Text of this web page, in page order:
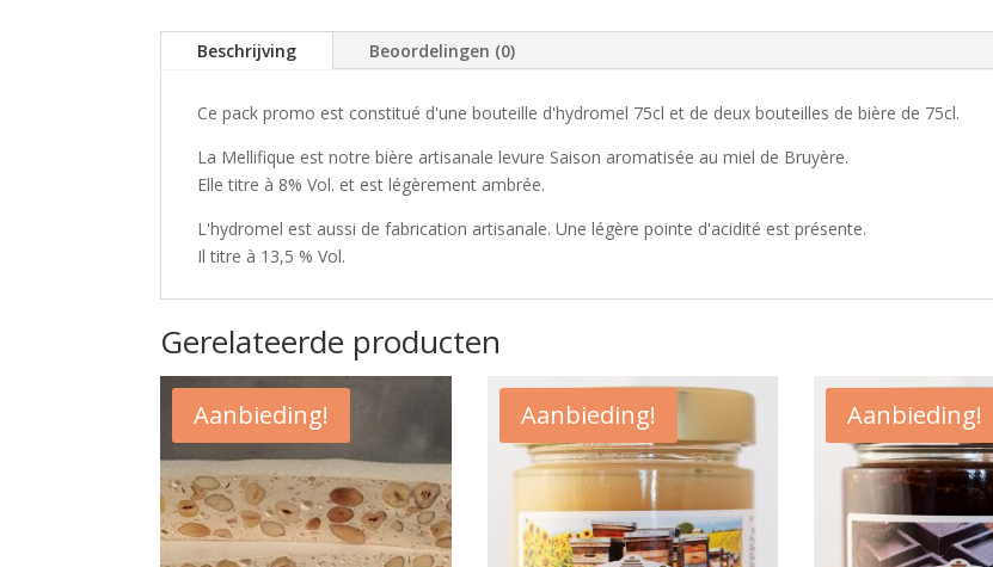
Beschrijving Beoordelingen (0)
Ce pack promo est constitué d'une bouteille d'hydromel 75cl et de deux bouteilles de bière de 75cl.
La Mellifique est notre bière artisanale levure Saison aromatisée au miel de Bruyère.
Elle titre à 8% Vol. et est légèrement ambrée.
L'hydromel est aussi de fabrication artisanale. Une légère pointe d'acidité est présente.
Il titre à 13,5 % Vol.
Gerelateerde producten
Aanbieding! Aanbieding! Aanbieding!